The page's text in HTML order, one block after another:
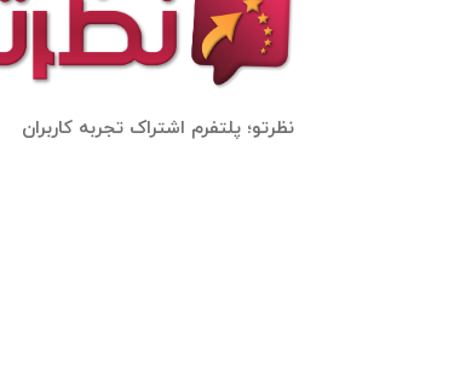
نظرتو؛ پلتفرم اشتراک تجربه کاربران